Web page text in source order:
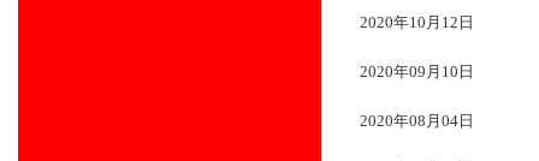
2020年10月12日
2020年09月10日
2020年08月04日